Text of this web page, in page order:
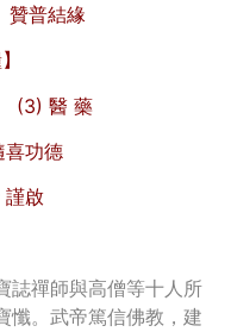
贊普結緣
(3) 醫 藥
功德
謹啟
誌禪師與高僧等十人所
懺。武帝篤信佛教，建